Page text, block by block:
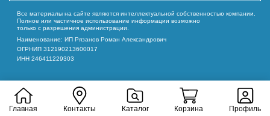
Все материалы на сайте являются интеллектуальной собственностью компании.
Полное или частичное использование информации возможно
только с разрешения администрации.
Наименование: ИП Рязанов Роман Александрович
ОГРНИП 312190213600017
ИНН 246411229303
Главная Контакты Каталог Корзина Профиль